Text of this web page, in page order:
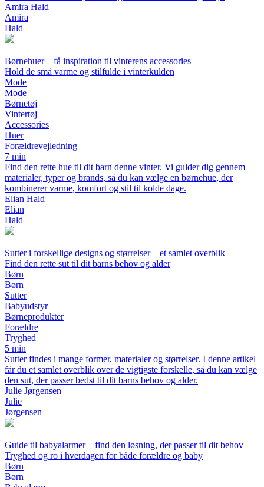
Amira Hald
Amira
Hald
Børnehuer – få inspiration til vinterens accessories
Hold de små varme og stilfulde i vinterkulden
Mode
Mode
Børnetøj
Vintertøj
Accessories
Huer
Forældrevejledning
7 min
Find den rette hue til dit barn denne vinter. Vi guider dig gennem
materialer, typer og brands, så du kan vælge en børnehue, der
kombinerer varme, komfort og stil til kolde dage.
Elian Hald
Elian
Hald
Sutter i forskellige designs og størrelser – et samlet overblik
Find den rette sut til dit barns behov og alder
Børn
Børn
Sutter
Babyudstyr
Børneprodukter
Forældre
Tryghed
5 min
Sutter findes i mange former, materialer og størrelser. I denne artikel
får du et samlet overblik over de vigtigste forskelle, så du kan vælge
den sut, der passer bedst til dit barns behov og alder.
Julie Jørgensen
Julie
Jørgensen
Guide til babyalarmer – find den løsning, der passer til dit behov
Tryghed og ro i hverdagen for både forældre og baby
Børn
Børn